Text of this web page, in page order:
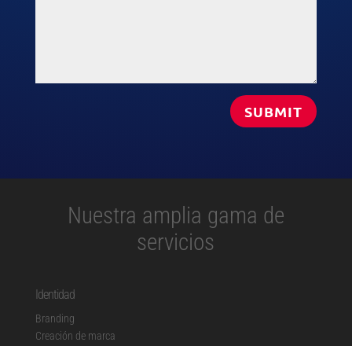
SUBMIT
Nuestra amplia gama de
servicios
Identidad
Branding
Creación de marca